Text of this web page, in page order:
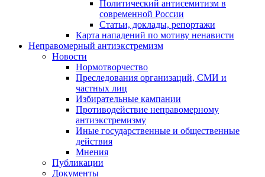
Политический антисемитизм в
современной России
Статьи, доклады, репортажи
Карта нападений по мотиву ненависти
Неправомерный антиэкстремизм
Новости
Нормотворчество
Преследования организаций, СМИ и
частных лиц
Избирательные кампании
Противодействие неправомерному
антиэкстремизму
Иные государственные и общественные
действия
Мнения
Публикации
Документы